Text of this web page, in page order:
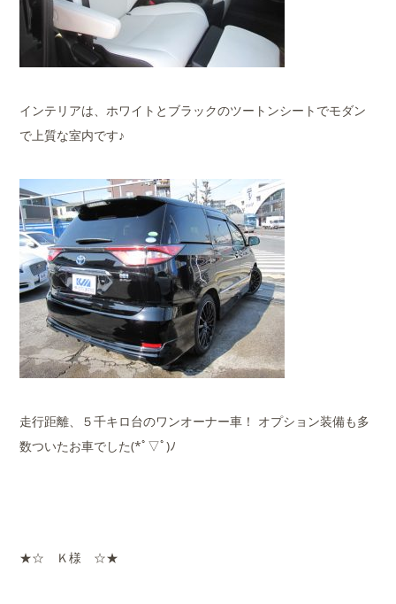
インテリアは、ホワイトとブラックのツートンシートでモダン
で上質な室内です♪
走行距離、５千キロ台のワンオーナー車！ オプション装備も多
数ついたお車でした(*ﾟ▽ﾟ)ﾉ
★☆ Ｋ様 ☆★